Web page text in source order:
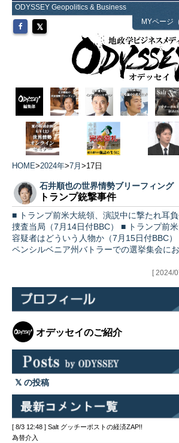
ODYSSEY Geopolitics & Business
MYページ
HOME>2024年> 7月 >17日
石井順也の世界情勢ブリーフィング
トランプ銃撃事件
■ トランプ前米大統領、演説中に撃たれ耳
捜査当局（7月14日付BBC） ■ トランプ前米
容疑者はどういう人物か（7月15日付BBC） トランプ前大統領が
ペンシルベニア州バトラーでの選挙集会に
[ 2024/
オデッセイのご紹介
の投稿
[ 8/3 12:48 ] Salt グッチーポストの経済ZAP!!
為替介入